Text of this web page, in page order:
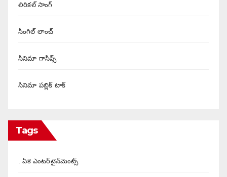
లిరికల్ సాంగ్
సింగిల్ లాంచ్
సినిమా గాసిప్స్
సినిమా పబ్లిక్ టాక్
Tags
. ఏకె ఎంటర్‌టైన్‌మెంట్స్